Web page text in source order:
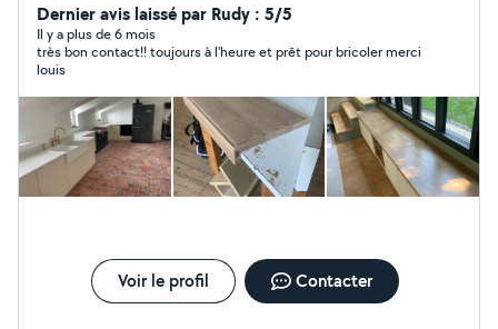
plomberie, placo.
Dernier avis laissé par Rudy : 5/5
Il y a plus de 6 mois
très bon contact!! toujours à l'heure et prêt pour bricoler merci
louis
Voir le profil Contacter